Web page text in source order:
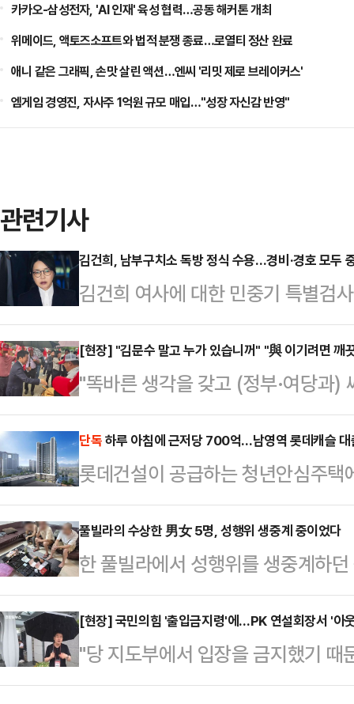
카카오-삼성전자, 'AI 인재' 육성 협력…공동 해커톤 개최
위메이드, 액토즈소프트와 법적 분쟁 종료…로열티 정산 완료
애니 같은 그래픽, 손맛 살린 액션…엔씨 '리밋 제로 브레이커스'
엠게임 경영진, 자사주 1억원 규모 매입…"성장 자신감 반영"
관련기사
김건희, 남부구치소 독방 정식 수용…경비·경호 모두
김건희 여사에 대한 민중기 특별검
사가 구치소에 정식 수용됐다.13일
의자 심문(영장실질심사) 종료 후
의자 거실에서 대기하던 김 여사는
질 예정이다.김 여사는 일반 구속
사항을 확인받은 후 수용번호를 발
받는다. 소지품은 모두 교정 당국
복(수의)으로 갈아입은…
[현장] "김문수 말고 누가 있습니꺼" "與 이기려면
"똑바른 생각을 갖고 (정부·여당과)
꺼. 전한길 씨도 좋습니더.""국민의
깨끗하고 설득력 있는 안철수가 돼
소리가 장외를 뒤덮었지만 각 국민
은 꺾이지 않았다. 데일리안 국민
코에서 열린 부산·울산·경남(PK)
지지자들은 "우리 후보가 정부·여
고 외쳤다. 이…
단독하루 아침에 근저당 700억…남영역 롯데캐슬 대
롯데건설이 공급하는 청년안심주
출이 취소돼 입주 예정자가 피해를
주 예정자의 대출 심사 과정에서 뒤
롯데건설의 대응 방식이 도마 위에
이 공급중인 서울 용산구 갈월동
캐슬 헤리티지’에 당첨된 입주 예
금 대출이 거절되고 있다.해당 단지
행하는 민간 임대 방식의 …
풀빌라의 수상한 男女 5명, 성행위 생중계 중이었다
한 풀빌라에서 성행위를 생중계하
체포됐다.지난 7일(현지시간) 태국
국 이민청은 6일 경찰이 파타야의
오스 여성 2명을 체포했다고 밝혔
추적한 후 현장을 덮쳐 라이브 방송
[현장] 국민의힘 '출입금지령'에…PK 연설회장서 '아
"당 지도부에서 입장을 금지했기
전한길 씨가 국민의힘 8·22 전당대